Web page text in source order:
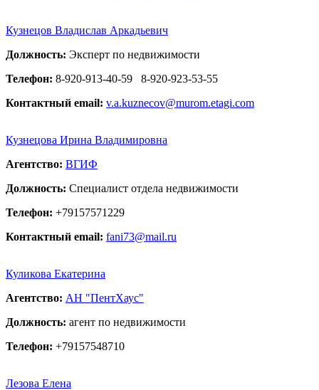
Кузнецов Владислав Аркадьевич
Должность: Эксперт по недвижимости
Телефон: 8-920-913-40-59
8-920-923-53-55
Контактный email: v.a.kuznecov@murom.etagi.com
Кузнецова Ирина Владимировна
Агентство: ВГИФ
Должность: Специалист отдела недвижимости
Телефон: +79157571229
Контактный email: fani73@mail.ru
Куликова Екатерина
Агентство: АН "ПентХаус"
Должность: агент по недвижимости
Телефон: +79157548710
Лезова Елена